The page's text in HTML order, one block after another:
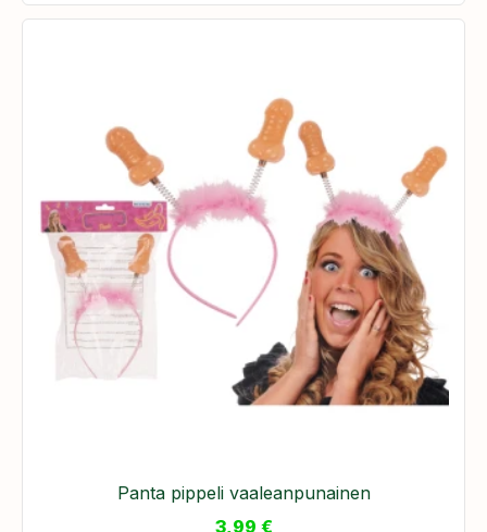
Panta pippeli vaaleanpunainen
3,99 €